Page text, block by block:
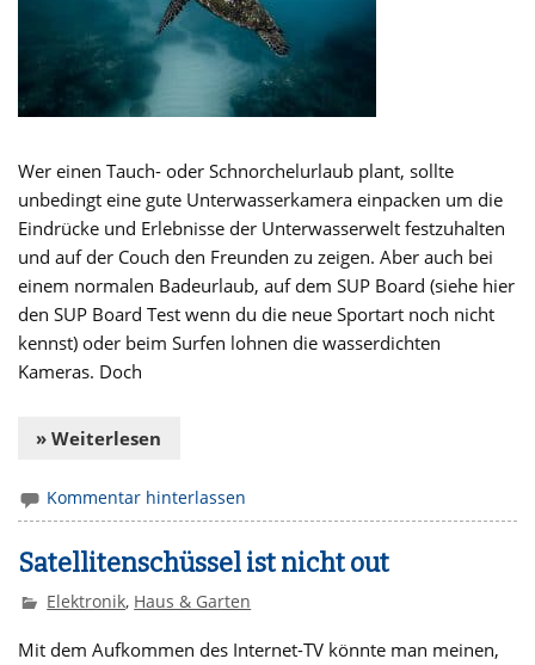
Wer einen Tauch- oder Schnorchelurlaub plant, sollte
unbedingt eine gute Unterwasserkamera einpacken um die
Eindrücke und Erlebnisse der Unterwasserwelt festzuhalten
und auf der Couch den Freunden zu zeigen. Aber auch bei
einem normalen Badeurlaub, auf dem SUP Board (siehe hier
den SUP Board Test wenn du die neue Sportart noch nicht
kennst) oder beim Surfen lohnen die wasserdichten
Kameras. Doch
» Weiterlesen
Kommentar hinterlassen
Satellitenschüssel ist nicht out
Elektronik, Haus & Garten
Mit dem Aufkommen des Internet-TV könnte man meinen,